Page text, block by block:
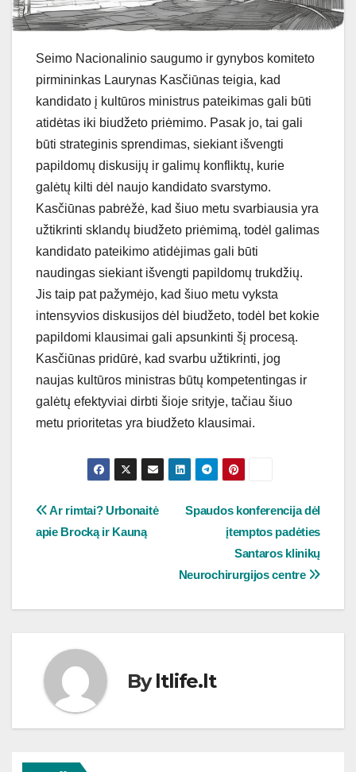
Seimo Nacionalinio saugumo ir gynybos komiteto
pirmininkas Laurynas Kasčiūnas teigia, kad
kandidato į kultūros ministrus pateikimas gali būti
atidėtas iki biudžeto priėmimo. Pasak jo, tai gali
būti strateginis sprendimas, siekiant išvengti
papildomų diskusijų ir galimų konfliktų, kurie
galėtų kilti dėl naujo kandidato svarstymo.
Kasčiūnas pabrėžė, kad šiuo metu svarbiausia yra
užtikrinti sklandų biudžeto priėmimą, todėl galimas
kandidato pateikimo atidėjimas gali būti
naudingas siekiant išvengti papildomų trukdžių.
Jis taip pat pažymėjo, kad šiuo metu vyksta
intensyvios diskusijos dėl biudžeto, todėl bet kokie
papildomi klausimai gali apsunkinti šį procesą.
Kasčiūnas pridūrė, kad svarbu užtikrinti, jog
naujas kultūros ministras būtų kompetentingas ir
galėtų efektyviai dirbti šioje srityje, tačiau šiuo
metu prioritetas yra biudžeto klausimai.
Navigacija
tarp
Spaudos konferencija dėl
įtemptos padėties
Santaros klinikų
Neurochirurgijos centre
Ar rimtai? Urbonaitė
apie Brocką ir Kauną
Byltlife.lt